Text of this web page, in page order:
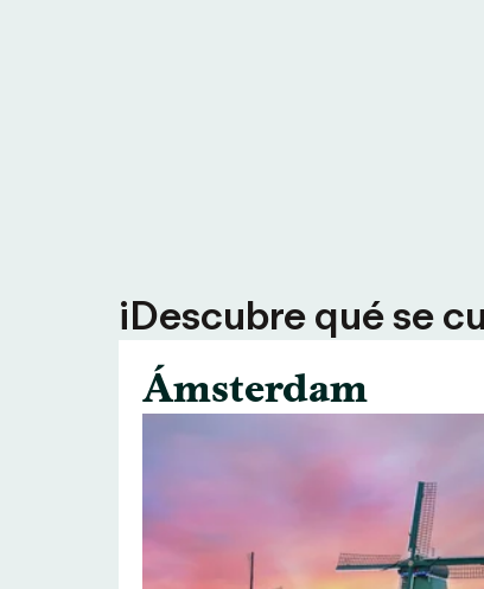
¡Descubre qué se
Ámsterdam